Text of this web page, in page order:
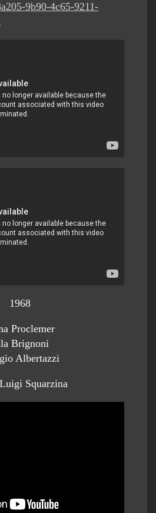
9b90-4c65-9211-
1968
Proclemer
Brignoni
Albertazzi
Squarzina